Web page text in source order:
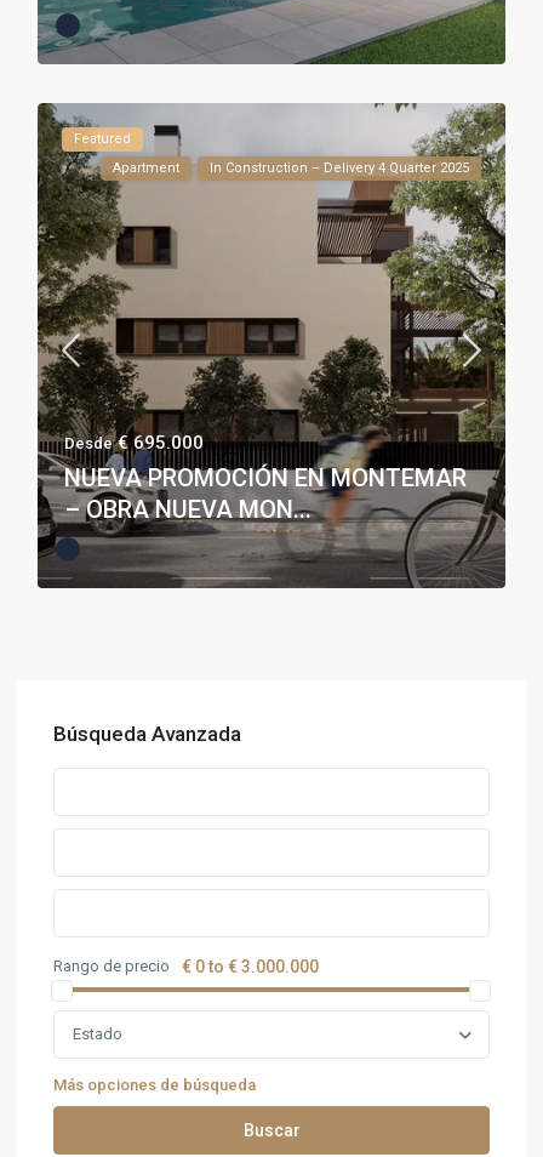
Featured
Apartment
In Construction – Delivery 4 Quarter 2025
Desde€ 695.000
NUEVA PROMOCIÓN EN MONTEMAR
– OBRA NUEVA MON...
Búsqueda Avanzada
Rango de precio € 0 to € 3.000.000
Estado
Más opciones de búsqueda
Buscar